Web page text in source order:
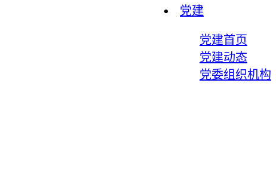
党建
党建首页
党建动态
党委组织机构